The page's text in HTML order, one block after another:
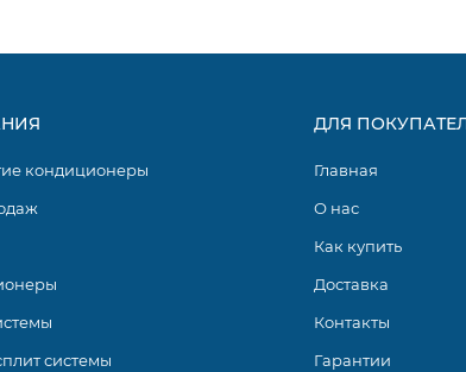
кондиционеры
системы
ДЛЯ
Главная
О нас
Как купить
Доставка
Контакты
Гарантии